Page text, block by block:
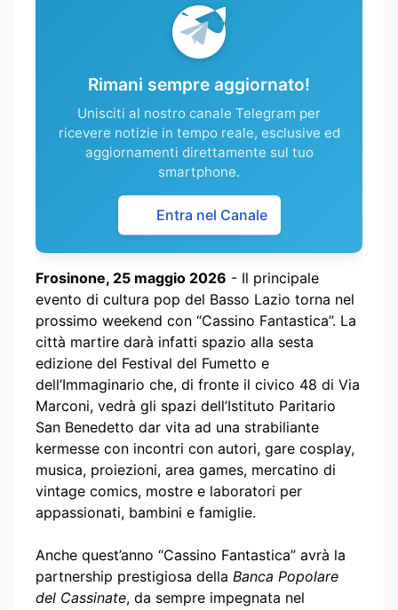
Rimani sempre aggiornato!
Unisciti al nostro canale Telegram per
ricevere notizie in tempo reale, esclusive ed
aggiornamenti direttamente sul tuo
smartphone.
Entra nel Canale
Frosinone, 25 maggio 2026 - Il principale
evento di cultura pop del Basso Lazio torna nel
prossimo weekend con “Cassino Fantastica”. La
città martire darà infatti spazio alla sesta
edizione del Festival del Fumetto e
dell’Immaginario che, di fronte il civico 48 di Via
Marconi, vedrà gli spazi dell’Istituto Paritario
San Benedetto dar vita ad una strabiliante
kermesse con incontri con autori, gare cosplay,
musica, proiezioni, area games, mercatino di
vintage comics, mostre e laboratori per
appassionati, bambini e famiglie.
Anche quest’anno “Cassino Fantastica” avrà la
partnership prestigiosa della Banca Popolare
del Cassinate, da sempre impegnata nel